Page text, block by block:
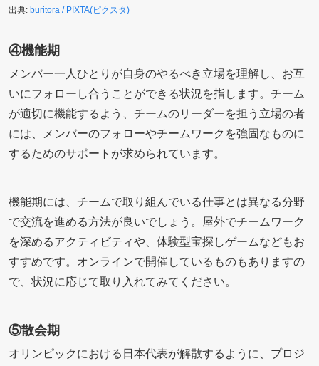
出典: buritora / PIXTA(ピクスタ)
④機能期
メンバー一人ひとりが自身のやるべき立場を理解し、お互
いにフォローし合うことができる状況を指します。チーム
が適切に機能するよう、チームのリーダーを担う立場の者
には、メンバーのフォローやチームワークを強固なものに
するためのサポートが求められています。
機能期には、チームで取り組んでいる仕事とは異なる分野
で交流を進める方法が良いでしょう。屋外でチームワーク
を深めるアクティビティや、体験型宝探しゲームなどもお
すすめです。オンラインで開催しているものもありますの
で、状況に応じて取り入れてみてください。
⑤散会期
オリンピックにおける日本代表が解散するように、プロジ